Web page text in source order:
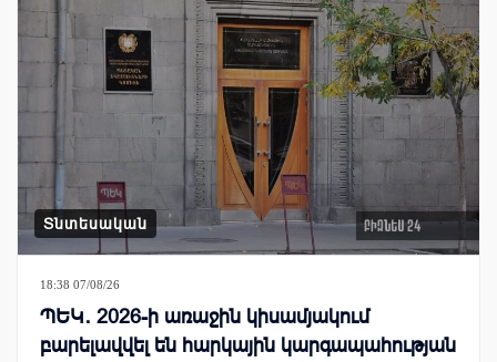
Տնտեսական
18:38 07/08/26
ՊԵԿ․ 2026-ի առաջին կիսամյակում
բարելավվել են հարկային կարգապահության